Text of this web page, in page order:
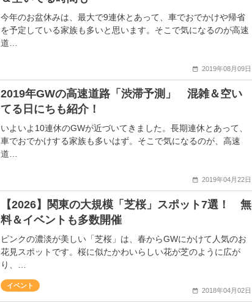
今年のお盆休みは、最大で9連休とあって、車でおでかけや帰省
を予定している家族も多いと思います。そこで気になるのが高速
道…
2019年08月09日
2019年GWの高速道路「渋滞予測」 混雑＆空い
てる日にちも紹介！
いよいよ10連休のGWが近づいてきました。長期連休とあって、
車でおでかけする家族も多いはず。そこで気になるのが、高速
道…
2019年04月22日
【2026】関東の大規模「芝桜」スポット7選！ 無
料＆イベントも多数開催
ピンクの濃淡が美しい「芝桜」は、春からGWにかけて人気のお
花見スポットです。桜に似たかわいらしい花が芝のように広が
り、…
イベント
2018年04月02日